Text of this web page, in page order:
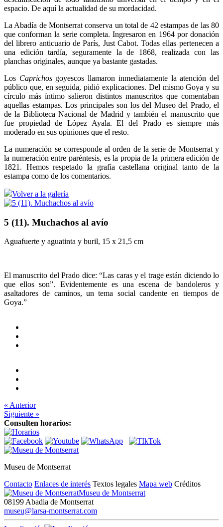
espacio. De aquí la actualidad de su mordacidad.
La Abadía de Montserrat conserva un total de 42 estampas de las 80
que conforman la serie completa. Ingresaron en 1964 por donación
del librero anticuario de París, Just Cabot. Todas ellas pertenecen a
una edición tardía, seguramente la de 1868, realizada con las
planchas originales, aunque ya bastante gastadas.
Los Caprichos goyescos llamaron inmediatamente la atención del
público que, en seguida, pidió explicaciones. Del mismo Goya y su
círculo más íntimo salieron distintos manuscritos que comentaban
aquellas estampas. Los principales son los del Museo del Prado, el
de la Biblioteca Nacional de Madrid y también el manuscrito que
fue propiedad de López Ayala. El del Prado es siempre más
moderado en sus opiniones que el resto.
La numeración se corresponde al orden de la serie de Montserrat y
la numeración entre paréntesis, es la propia de la primera edición de
1821. Hemos respetado la grafía castellana original tanto de la
estampa como de los comentarios.
Volver a la galería
5 (11). Muchachos al avío
Aguafuerte y aguatinta y buril, 15 x 21,5 cm
El manuscrito del Prado dice: “Las caras y el trage están diciendo lo
que ellos son”. Evidentemente es una escena de bandoleros y
asaltadores de caminos, un tema social candente en tiempos de
Goya.”
« Anterior
Siguiente »
Consulten horarios:
Museu de Montserrat
Contacto Enlaces de interés Textos legales Mapa web Créditos
Museu de Montserrat
08199 Abadia de Montserrat
museu@larsa-montserrat.com